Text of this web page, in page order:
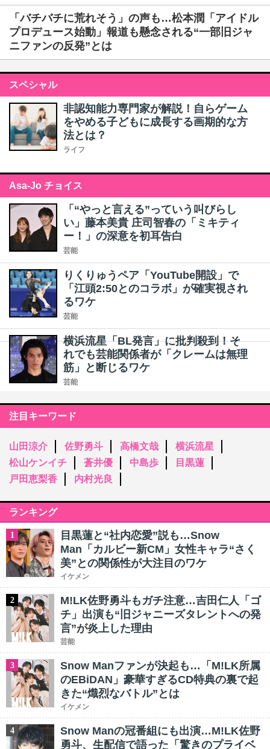
「バチバチに荒れそう」の声も…松本潤「アイドル
プロデュース始動」報道も懸念される“一部旧ジャ
ニファンの反発”とは
スペシャル
非認知能力専門家が解説！自らゲーム
をやめる子どもに成長する画期的な方
法とは？
ライフ
Asa-Jo チョイス
「“やっと言える”っていう叫びらし
い」藤本美貴 庄司智春の「ミキティ
ー！」の深意を初耳告白
芸能
りくりゅうペア「YouTube開設」で
「江頭2:50とのコラボ」が確実視され
るワケ
芸能
横浜流星「BL発言」に批判殺到！そ
れでも芸能関係者が「クレームは無理
筋」と断じるワケ
芸能
注目キーワード
山田涼介 佐野勇斗 高橋文哉
横浜流星
松山ケンイチ
蒼井優 中島歩
目黒蓮
戸田恵梨香
内村光良
ランキング
1
目黒蓮と“社内恋愛”説も…Snow
Man「カルビー新CM」女性キャラ“さく
美”との関係性が大注目のワケ
イケメン
2
M!LK佐野勇斗もガチ注意…吉田仁人「ゴ
チ」出演も“旧ジャニーズタレントへの発
言”が炎上した理由
芸能
3
Snow Manファンが決起も…「M!LK所属
のEBiDAN」豪華すぎるCD特典の裏で起
きた“熾烈なバトル”とは
イケメン
4
Snow Manの冠番組にも出演…M!LK佐野
勇斗、生配信で語った「驚きのプライベ